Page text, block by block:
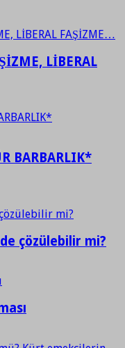
LİBERAL
BARBARLIK*
çözülebilir mi?